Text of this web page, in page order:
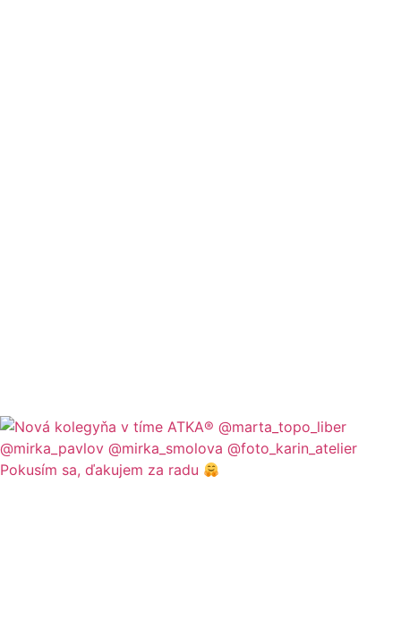
Pokusím sa, ďakujem za radu